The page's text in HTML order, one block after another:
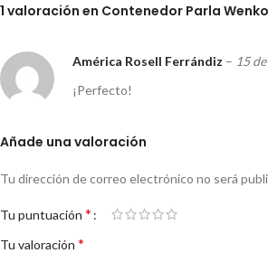
1 valoración en Contenedor Parla
América Rosell Ferrándiz – 15
¡Perfecto!
Añade una valoración
Tu dirección de correo electrónico no será
Tu puntuación *
Tu valoración *